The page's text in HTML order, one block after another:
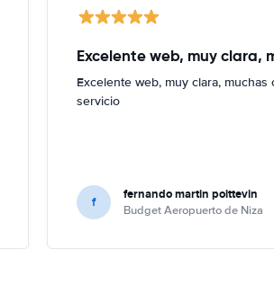
Excelente web, muy clara,
Excelente web, muy clara,
servicio
f fernando martin poittevin
Budget Aeropuerto de Niza